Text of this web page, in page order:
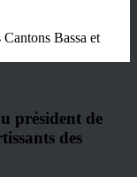
Bassa et
président de
des